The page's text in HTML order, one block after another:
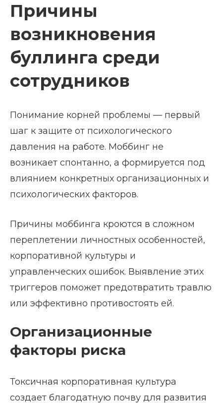
Причины
возникновения
буллинга среди
сотрудников
Понимание корней проблемы — первый
шаг к защите от психологического
давления на работе. Моббинг не
возникает спонтанно, а формируется под
влиянием конкретных организационных и
психологических факторов.
Причины моббинга кроются в сложном
переплетении личностных особенностей,
корпоративной культуры и
управленческих ошибок. Выявление этих
триггеров поможет предотвратить травлю
или эффективно противостоять ей.
Организационные
факторы риска
Токсичная корпоративная культура
создает благодатную почву для развития